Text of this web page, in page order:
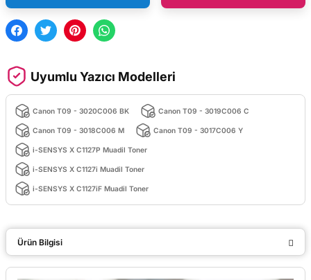
Uyumlu Yazıcı Modelleri
Canon T09 - 3020C006 BK Canon T09 - 3019C006 C
Canon T09 - 3018C006 M Canon T09 - 3017C006 Y
i-SENSYS X C1127P Muadil Toner
i-SENSYS X C1127i Muadil Toner
i-SENSYS X C1127iF Muadil Toner
Ürün Bilgisi